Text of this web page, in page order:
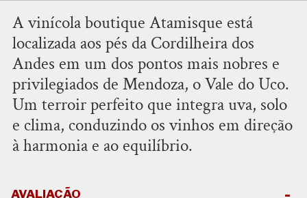
A vinícola boutique Atamisque está
localizada aos pés da Cordilheira dos
Andes em um dos pontos mais nobres e
privilegiados de Mendoza, o Vale do Uco.
Um terroir perfeito que integra uva, solo
e clima, conduzindo os vinhos em direção
à harmonia e ao equilíbrio.
AVALIAÇÃO